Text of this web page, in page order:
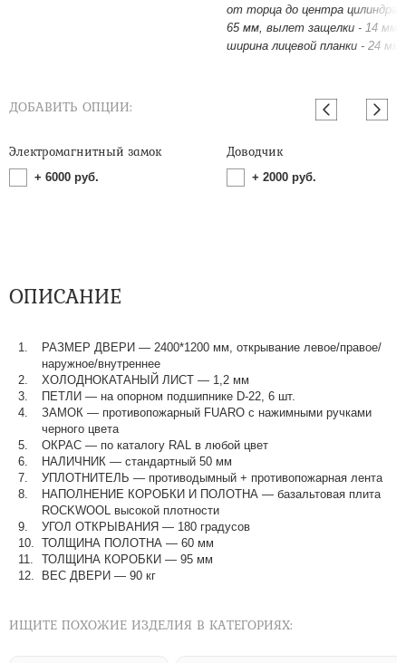
от торца до центра цилиндра -
65 мм, вылет защелки - 14 мм,
ширина лицевой планки - 24 мм.
ДОБАВИТЬ ОПЦИИ:
Электромагнитный замок
+ 6000 руб.
Доводчик
+ 2000 руб.
ОПИСАНИЕ
РАЗМЕР ДВЕРИ — 2400*1200 мм, открывание левое/правое/
наружное/внутреннее
ХОЛОДНОКАТАНЫЙ ЛИСТ — 1,2 мм
ПЕТЛИ — на опорном подшипнике D-22, 6 шт.
ЗАМОК — противопожарный FUARO с нажимными ручками
черного цвета
ОКРАС — по каталогу RAL в любой цвет​​​​​​​
НАЛИЧНИК — стандартный 50 мм
УПЛОТНИТЕЛЬ — противодымный + противопожарная лента
НАПОЛНЕНИЕ КОРОБКИ И ПОЛОТНА — базальтовая плита
ROCKWOOL высокой плотности
УГОЛ ОТКРЫВАНИЯ — 180 градусов
ТОЛЩИНА ПОЛОТНА — 60 мм
ТОЛЩИНА КОРОБКИ — 95 мм
ВЕС ДВЕРИ — 90 кг
ИЩИТЕ ПОХОЖИЕ ИЗДЕЛИЯ В КАТЕГОРИЯХ: